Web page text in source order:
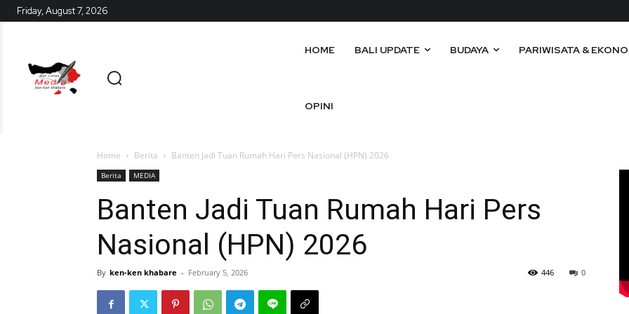
Friday, August 7, 2026
HOME BALI UPDATE BUDAYA PARIWISATA &
OPINI
Home Berita Banten Jadi Tuan Rumah Hari Pers Nasional (HPN) 2026
Berita MEDIA
Banten Jadi Tuan Rumah Hari Pers
Nasional (HPN) 2026
By ken-ken khabare - February 5, 2026 0
446